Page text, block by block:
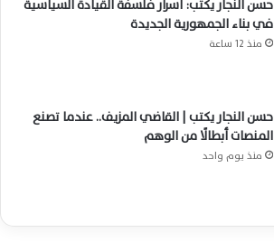
حسن النجار يكتب: أسرار فلسفة القيادة السياسية
في بناء الجمهورية الجديدة
منذ 12 ساعة
حسن النجار يكتب | القاضي المزيف.. عندما تصنع
المنصات أبطالًا من الوهم
منذ يوم واحد